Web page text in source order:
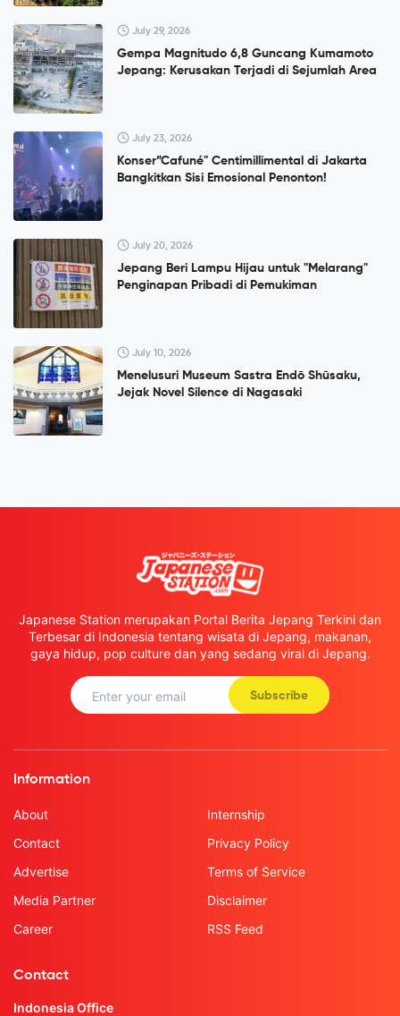
July 29, 2026
Gempa Magnitudo 6,8 Guncang Kumamoto
Jepang: Kerusakan Terjadi di Sejumlah Area
July 23, 2026
Konser”Cafuné" Centimillimental di Jakarta
Bangkitkan Sisi Emosional Penonton!
July 20, 2026
Jepang Beri Lampu Hijau untuk "Melarang"
Penginapan Pribadi di Pemukiman
July 10, 2026
Menelusuri Museum Sastra Endō Shūsaku,
Jejak Novel Silence di Nagasaki
Japanese Station merupakan Portal Berita Jepang Terkini dan
Terbesar di Indonesia tentang wisata di Jepang, makanan,
gaya hidup, pop culture dan yang sedang viral di Jepang.
Subscribe
Information
About
Contact
Advertise
Media Partner
Career
Internship
Privacy Policy
Terms of Service
Disclaimer
RSS Feed
Contact
Indonesia Office